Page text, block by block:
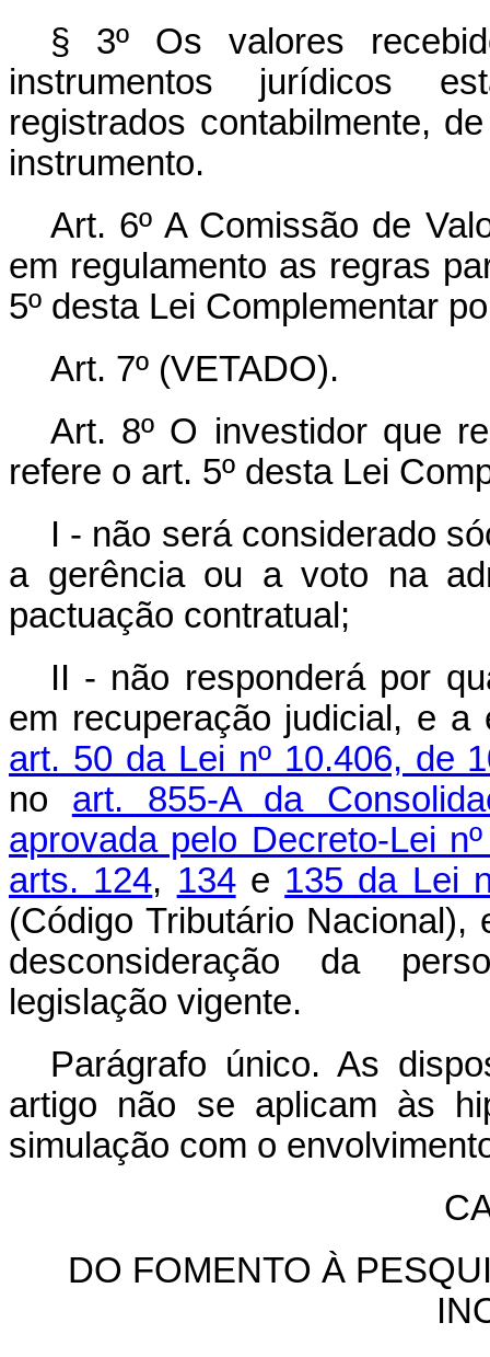
§ 3º Os valores
instrumentos jurídicos
registrados contabilmente,
instrumento.
Art. 6º A Comissão de
em regulamento as regras
5º desta Lei Complementar
Art. 7º (VETADO).
Art. 8º O investidor que
refere o art. 5º desta Lei
I - não será considerado
a gerência ou a voto na
pactuação contratual;
II - não responderá por
em recuperação judicial, e
art. 50 da Lei nº 10.406, de
no art. 855-A da
aprovada pelo Decreto-Lei
arts. 124, 134e 135 da Lei
(Código Tributário
desconsideração da
legislação vigente.
Parágrafo único. As
artigo não se aplicam às
simulação com o
DO FOMENTO À